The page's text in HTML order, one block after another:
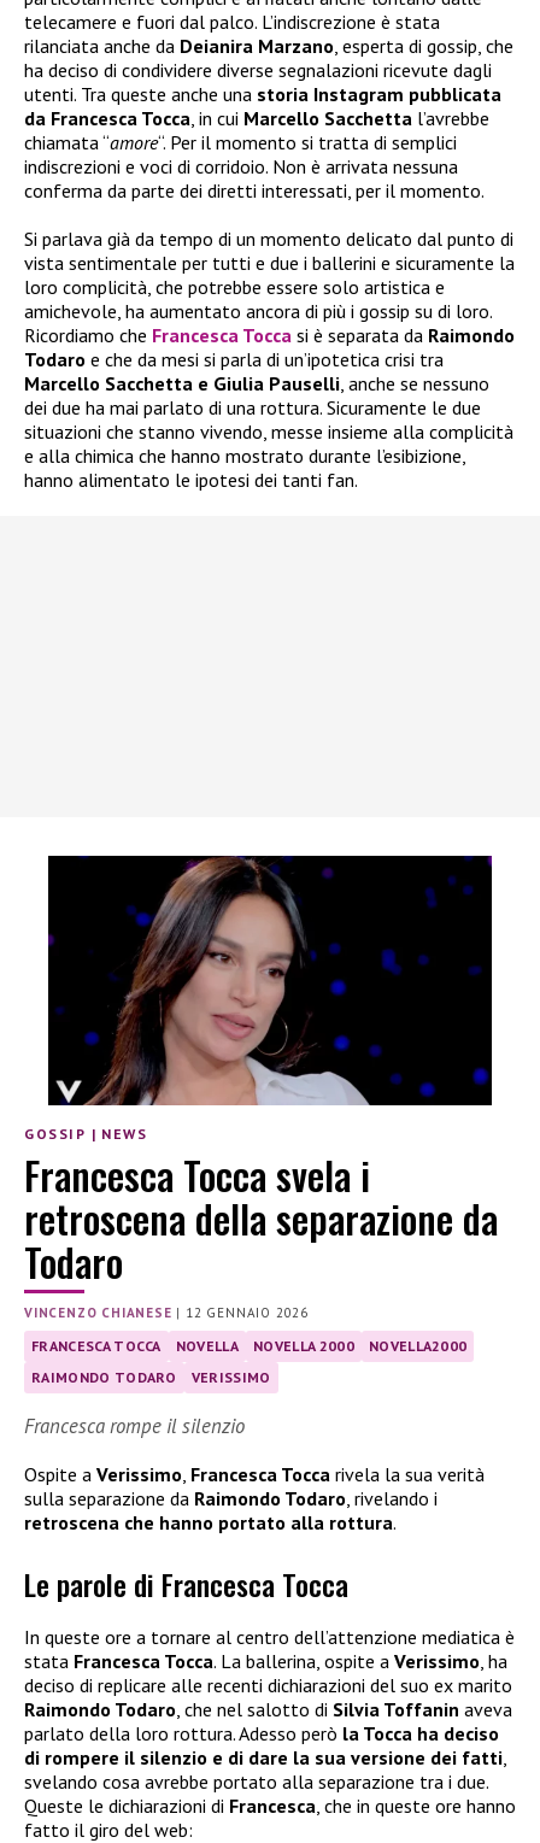
telecamere e fuori dal palco. L’indiscrezione è stata
rilanciata anche da Deianira Marzano, esperta di gossip, che
ha deciso di condividere diverse segnalazioni ricevute dagli
utenti. Tra queste anche una storia Instagram pubblicata
da Francesca Tocca, in cui Marcello Sacchetta l’avrebbe
chiamata “amore“. Per il momento si tratta di semplici
indiscrezioni e voci di corridoio. Non è arrivata nessuna
conferma da parte dei diretti interessati, per il momento.
Si parlava già da tempo di un momento delicato dal punto di
vista sentimentale per tutti e due i ballerini e sicuramente la
loro complicità, che potrebbe essere solo artistica e
amichevole, ha aumentato ancora di più i gossip su di loro.
Ricordiamo che Francesca Tocca si è separata da Raimondo
Todaro e che da mesi si parla di un’ipotetica crisi tra
Marcello Sacchetta e Giulia Pauselli, anche se nessuno
dei due ha mai parlato di una rottura. Sicuramente le due
situazioni che stanno vivendo, messe insieme alla complicità
e alla chimica che hanno mostrato durante l’esibizione,
hanno alimentato le ipotesi dei tanti fan.
GOSSIP | NEWS
Francesca Tocca svela i
retroscena della separazione da
Todaro
VINCENZO CHIANESE | 12 GENNAIO 2026
FRANCESCA TOCCA NOVELLA NOVELLA 2000
NOVELLA2000
RAIMONDO TODARO
VERISSIMO
Francesca rompe il silenzio
Ospite a Verissimo, Francesca Tocca rivela la sua verità
sulla separazione da Raimondo Todaro, rivelando i
retroscena che hanno portato alla rottura.
Le parole di Francesca Tocca
In queste ore a tornare al centro dell’attenzione mediatica è
stata Francesca Tocca. La ballerina, ospite a Verissimo , ha
deciso di replicare alle recenti dichiarazioni del suo ex marito
Raimondo Todaro , che nel salotto di Silvia Toffanin aveva
parlato della loro rottura. Adesso però la Tocca ha deciso
di rompere il silenzio e di dare la sua versione dei fatti
svelando cosa avrebbe portato alla separazione tra i due.
Queste le dichiarazioni di Francesca , che in queste ore hanno
fatto il giro del web: